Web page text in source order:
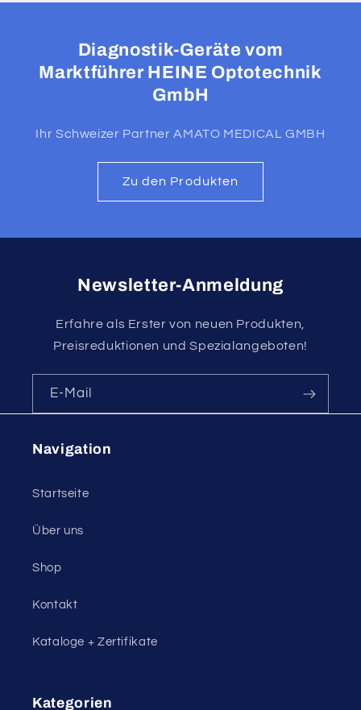
Diagnostik-Geräte vom
Marktführer HEINE Optotechnik
GmbH
Ihr Schweizer Partner AMATO MEDICAL GMBH
Zu den Produkten
Newsletter-Anmeldung
Erfahre als Erster von neuen Produkten,
Preisreduktionen und Spezialangeboten!
E-Mail
Navigation
Startseite
Über uns
Shop
Kontakt
Kataloge + Zertifikate
Kategorien